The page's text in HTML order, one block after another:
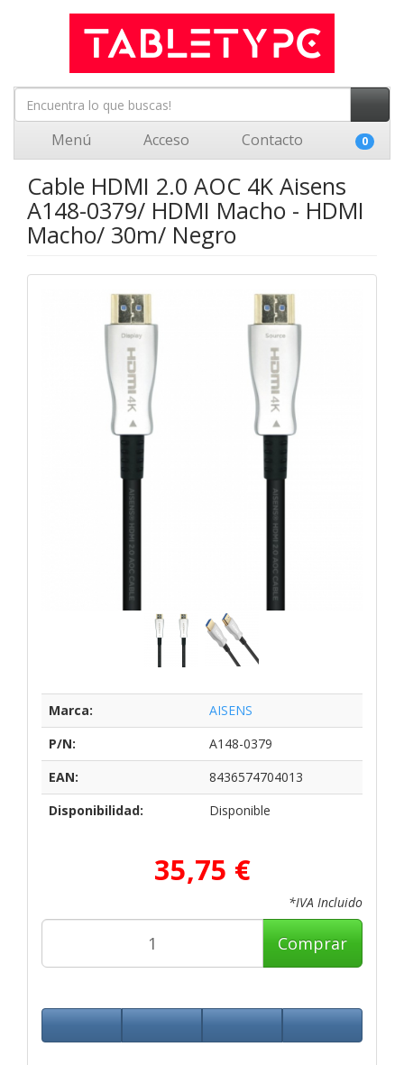
Menú Acceso Contacto 0
Cable HDMI 2.0 AOC 4K Aisens
A148-0379/ HDMI Macho - HDMI
Macho/ 30m/ Negro
Marca:
AISENS
P/N:
A148-0379
EAN:
8436574704013
Disponibilidad:
Disponible
35,75 €
*IVA Incluido
Comprar